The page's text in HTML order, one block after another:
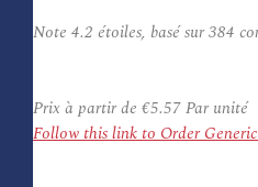
Note 4.2 étoiles, basé sur384
Prix à partir de €5.57Par unité
Follow this link to Order